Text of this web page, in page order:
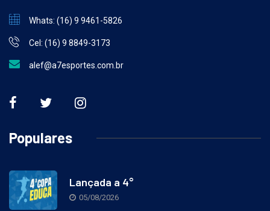
Whats: (16) 9 9461-5826
Cel: (16) 9 8849-3173
alef@a7esportes.com.br
Populares
Lançada a 4°
05/08/2026